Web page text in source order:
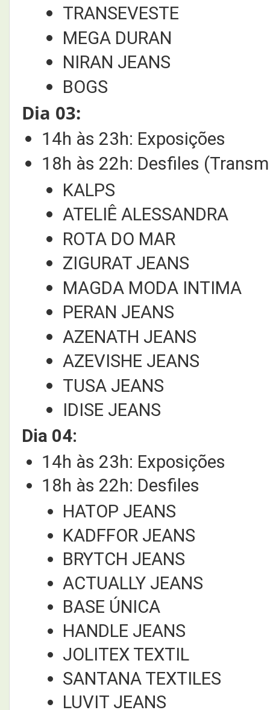
TRANSEVESTE
MEGA DURAN
NIRAN JEANS
BOGS
Dia 03:
14h às 23h: Exposições
18h às 22h: Desfiles
KALPS
ATELIÊ ALESSANDRA
ROTA DO MAR
ZIGURAT JEANS
MAGDA MODA INTIMA
PERAN JEANS
AZENATH JEANS
AZEVISHE JEANS
TUSA JEANS
IDISE JEANS
Dia 04:
14h às 23h: Exposições
18h às 22h: Desfiles
HATOP JEANS
KADFFOR JEANS
BRYTCH JEANS
ACTUALLY JEANS
BASE ÚNICA
HANDLE JEANS
JOLITEX TEXTIL
SANTANA TEXTILES
LUVIT JEANS